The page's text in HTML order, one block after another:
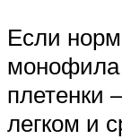
Если
монофила
плетенки
легком и